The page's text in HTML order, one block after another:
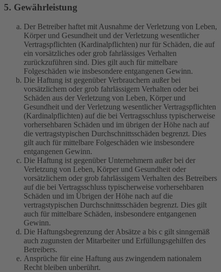
5. Gewährleistung
Der Betreiber haftet mit Ausnahme der Verletzung von Leben,
Körper und Gesundheit und der Verletzung wesentlicher
Vertragspflichten (Kardinalpflichten) nur für Schäden, die auf
ein vorsätzliches oder grob fahrlässiges Verhalten
zurückzuführen sind. Dies gilt auch für mittelbare
Folgeschäden wie insbesondere entgangenen Gewinn.
Die Haftung ist gegenüber Verbrauchern außer bei
vorsätzlichem oder grob fahrlässigem Verhalten oder bei
Schäden aus der Verletzung von Leben, Körper und
Gesundheit und der Verletzung wesentlicher Vertragspflichten
(Kardinalpflichten) auf die bei Vertragsschluss typischerweise
vorhersehbaren Schäden und im übrigen der Höhe nach auf
die vertragstypischen Durchschnittsschäden begrenzt. Dies
gilt auch für mittelbare Folgeschäden wie insbesondere
entgangenen Gewinn.
Die Haftung ist gegenüber Unternehmern außer bei der
Verletzung von Leben, Körper und Gesundheit oder
vorsätzlichem oder grob fahrlässigem Verhalten des Betreibers
auf die bei Vertragsschluss typischerweise vorhersehbaren
Schäden und im Übrigen der Höhe nach auf die
vertragstypischen Durchschnittsschäden begrenzt. Dies gilt
auch für mittelbare Schäden, insbesondere entgangenen
Gewinn.
Die Haftungsbegrenzung der Absätze a bis c gilt sinngemäß
auch zugunsten der Mitarbeiter und Erfüllungsgehilfen des
Betreibers.
Ansprüche für eine Haftung aus zwingendem nationalem
Recht bleiben unberührt.